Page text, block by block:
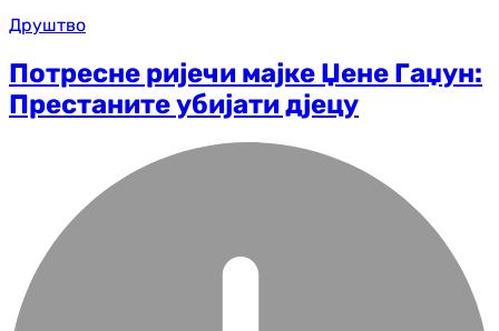
Друштво
Потресне ријечи мајке Џене Гаџун:
Престаните убијати дјецу